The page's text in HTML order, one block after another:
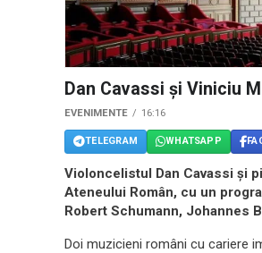
Dan Cavassi şi Viniciu
EVENIMENTE 16:16
TELEGRAM WHATSAPP
Violoncelistul Dan Cavassi şi
Ateneului Român, cu un
Robert Schumann, Johannes
Doi muzicieni români cu cariere